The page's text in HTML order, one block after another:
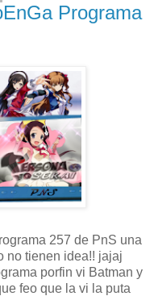
Programa
257 de PnS una
no tienen idea!! jajaj
porfin vi Batman y
feo que la vi la puta